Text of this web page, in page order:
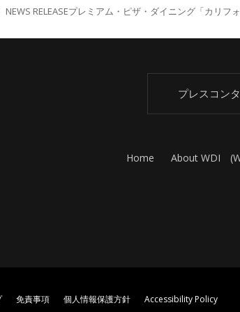
NEWS RELEASEプレミアム・ピザ・ダイニング「カリ
プレスコン
Home About WDI (
免責事項 個人情報保護方針 Accessibility Policy